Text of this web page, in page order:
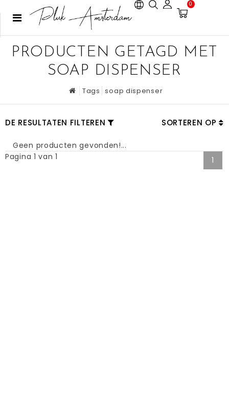
0
PRODUCTEN GETAGD MET
SOAP DISPENSER
Tags soap dispenser
DE RESULTATEN FILTEREN SORTEREN OP
Geen producten gevonden!...
Pagina 1 van 1
1